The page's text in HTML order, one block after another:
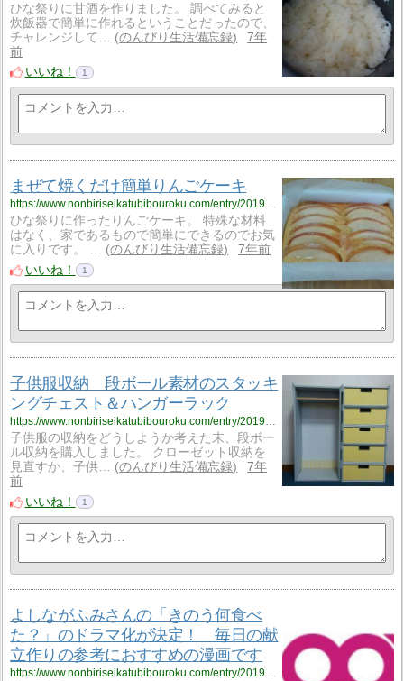
ひな祭りに甘酒を作りました。 調べてみると
炊飯器で簡単に作れるということだったので、
チャレンジして…
のんびり生活備忘録
7年
前
いいね！
1
まぜて焼くだけ簡単りんごケーキ
https://www.nonbiriseikatubibouroku.com/entry/2019/3/13/%E7%B0%A1%E5%8D%98%E3%82%8A%E3%82%93%E3%81%94%E3%82%B1%E3%83%BC%E3%82%AD?utm_source=feed
ひな祭りに作ったりんごケーキ。 特殊な材料
はなく、家であるもので簡単にできるのでお気
に入りです。 …
のんびり生活備忘録
7年前
いいね！
1
子供服収納 段ボール素材のスタッキ
ングチェスト＆ハンガーラック
https://www.nonbiriseikatubibouroku.com/entry/2019/3/4/%E5%AD%90%E4%BE%9B%E6%9C%8D%E3%83%BB%E5%8F%8E%E7%B4%8D%E3%83%BB%E3%83%80%E3%83%B3%E3%83%9C%E3%83%BC%E3%83%AB%E3%82%AF%E3%83%A9%E3%83%95%E3%83%88?utm_source=feed
子供服の収納をどうしようか考えた末、段ボー
ル収納を購入しました。 クローゼット収納を
見直すか、子供…
のんびり生活備忘録
7年
前
いいね！
1
よしながふみさんの「きのう何食べ
た？」のドラマ化が決定！ 毎日の献
立作りの参考におすすめの漫画です
https://www.nonbiriseikatubibouroku.com/entry/2019/3/8/%E3%81%8D%E3%81%AE%E3%81%86%E4%BD%95%E9%A3%9F%E3%81%B9%E3%81%9F%EF%BC%9F%E3%83%BB%E3%83%89%E3%83%A9%E3%83%9E%E5%8C%96?utm_source=feed